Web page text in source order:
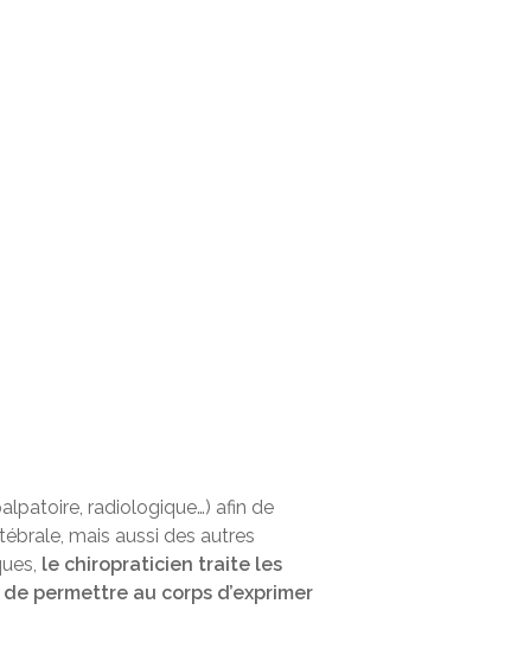
radiologique…) afin de
mais aussi des autres
le chiropraticien traite les
permettre au corps d’exprimer